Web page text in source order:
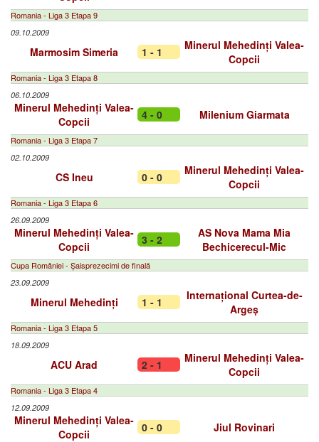
Romania - Liga 3 Etapa 9
09.10.2009
Marmosim Simeria 1 - 1
Minerul Mehedinți Valea-
Copcii
Romania - Liga 3 Etapa 8
06.10.2009
Minerul Mehedinți Valea-
Copcii
4 - 0 Milenium Giarmata
Romania - Liga 3 Etapa 7
02.10.2009
CS Ineu 0 - 0
Minerul Mehedinți Valea-
Copcii
Romania - Liga 3 Etapa 6
26.09.2009
Minerul Mehedinți Valea-
Copcii
3 - 2
AS Nova Mama Mia
Bechicerecul-Mic
Cupa României - Șaisprezecimi de finală
23.09.2009
Minerul Mehedinți 1 - 1
Internațional Curtea-de-
Argeș
Romania - Liga 3 Etapa 5
18.09.2009
ACU Arad 2 - 1
Minerul Mehedinți Valea-
Copcii
Romania - Liga 3 Etapa 4
12.09.2009
Minerul Mehedinți Valea-
Copcii
0 - 0 Jiul Rovinari